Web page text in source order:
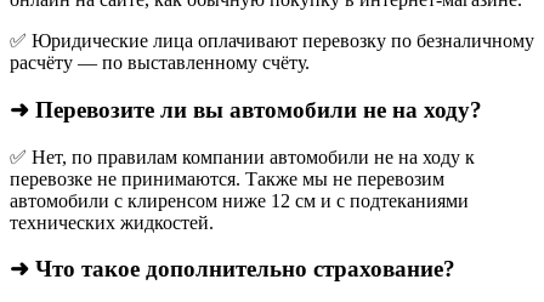
✅ Юридические лица оплачивают перевозку по безналичному
расчёту — по выставленному счёту.
➜ Перевозите ли вы автомобили не на ходу?
✅ Нет, по правилам компании автомобили не на ходу к
перевозке не принимаются. Также мы не перевозим
автомобили с клиренсом ниже 12 см и с подтеканиями
технических жидкостей.
➜ Что такое дополнительно страхование?